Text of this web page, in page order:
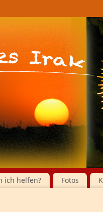
ich helfen? Fotos